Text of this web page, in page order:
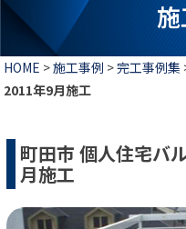
HOME >施工事例 >完工事例集
2011年9月施工
町田市 個人住宅バ
月施工